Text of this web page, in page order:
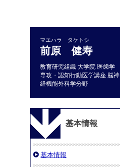
マエハラ タケトシ
前原 健寿
教育研究組織 大学院 医歯学
専攻・認知行動医学講座 脳神
経機能外科学分野
基本情報
基本情報